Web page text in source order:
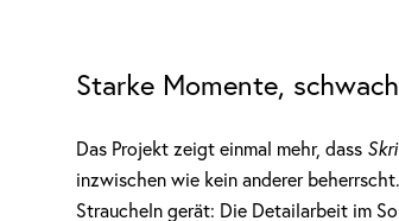
Starke Momente,
Das Projekt zeigt einmal mehr, dass
inzwischen wie kein anderer
Straucheln gerät: Die Detailarbeit im